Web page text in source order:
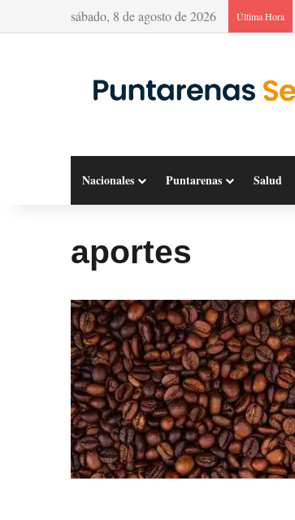
sábado, 8 de agosto de 2026 Última Hora
Nacionales Puntarenas Salud
aportes